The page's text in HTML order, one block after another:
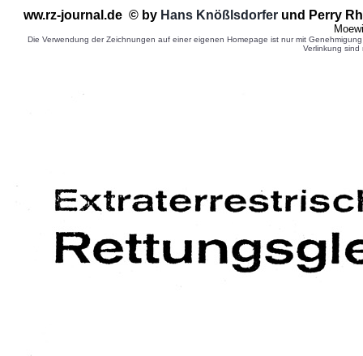
ww.rz-journal.de © by Hans Knößlsdorfer und Perry
Die Verwendung der Zeichnungen auf einer eigenen Homepage ist nur mit
Verlinkung sind